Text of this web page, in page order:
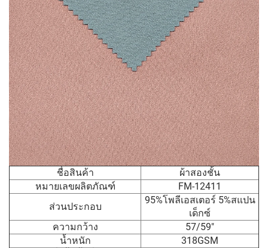
ชื่อสินค้า
ผ้าสองชั้น
หมายเลขผลิตภัณฑ์
FM-12411
ส่วนประกอบ
95%โพลีเอสเตอร์ 5%สแปน
เด็กซ์
ความกว้าง
57/59"
น้ำหนัก
318GSM